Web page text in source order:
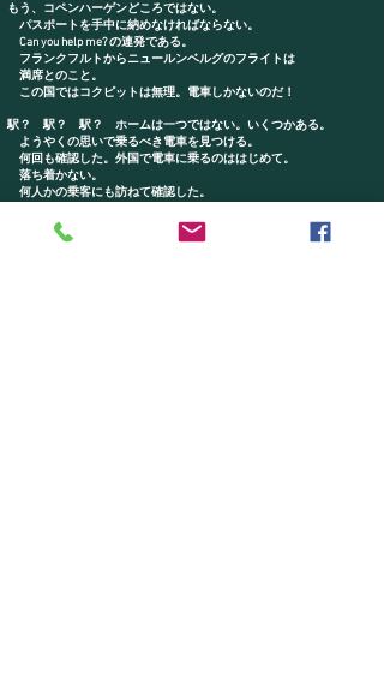
もう、コペンハーゲンどころではない。
パスポートを手中に納めなければならない。
Can you help me? の連発である。
フランクフルトからニュールンベルグのフライトは
満席とのこと。
この国ではコクピットは無理。電車しかないのだ！
駅？ 駅？ 駅？ ホームは一つではない。いくつかある。
ようやくの思いで乗るべき電車を見つける。
何回も確認した。外国で電車に乗るのははじめて。
落ち着かない。
何人かの乗客にも訪ねて確認した。
停車駅の名前を聞き取れないので、まず、時間を確認。
そして一駅ごとに、次の停車駅を確認。